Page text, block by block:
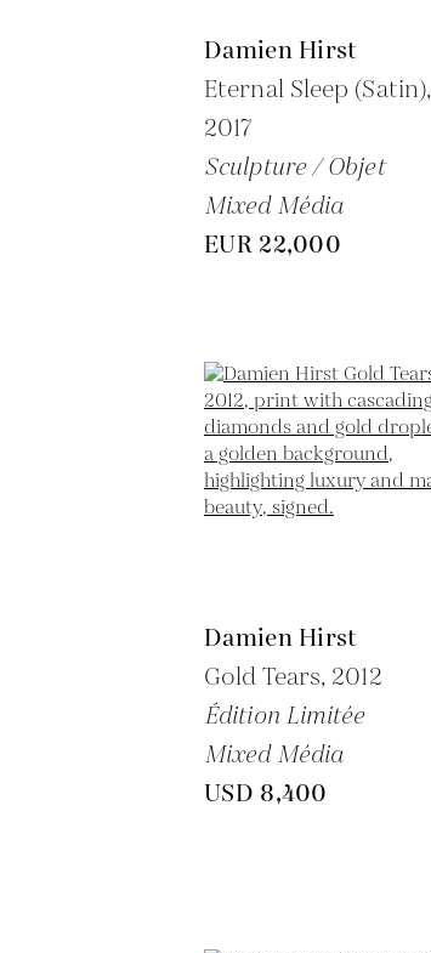
Damien Hirst
Eternal Sleep (Satin),
2017
Sculpture / Objet
Mixed Média
EUR 22,000
Damien Hirst
Gold Tears, 2012
Édition Limitée
Mixed Média
USD 8,400